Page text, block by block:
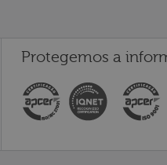
Protegemos a